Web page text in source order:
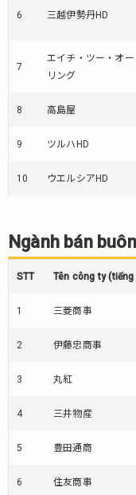
Các
thương
(số liệu
2018-
ty
thương
mại
ngành
Ngành
6 三越伊勢丹HD
7
エイチ・ツー・オー
リング
8 高島屋
9 ツルハHD
10 ウエルシアHD
Ngành bán
STT Tên công ty (tiếng
1 三菱商事
2 伊藤忠商事
3 丸紅
4 三井物産
5 豊田通商
6 住友商事